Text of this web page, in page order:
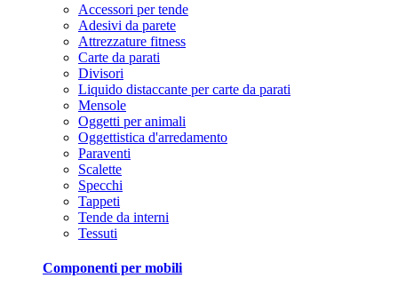
Accessori per tende
Adesivi da parete
Attrezzature fitness
Carte da parati
Divisori
Liquido distaccante per carte da parati
Mensole
Oggetti per animali
Oggettistica d'arredamento
Paraventi
Scalette
Specchi
Tappeti
Tende da interni
Tessuti
Componenti per mobili